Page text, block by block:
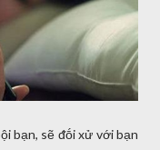
bạn, sẽ ᵭṓi xử với bạn